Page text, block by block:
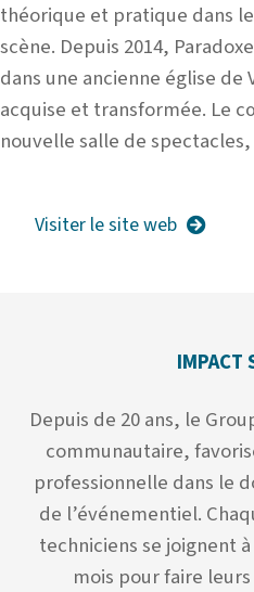
théorique et pratique dans
scène. Depuis 2014,
dans une ancienne église de
acquise et transformée. Le
nouvelle salle de
Visiter le site web
IMPACT
Depuis de 20 ans, le
communautaire,
professionnelle dans le
de l’événementiel.
techniciens se joignent
mois pour faire